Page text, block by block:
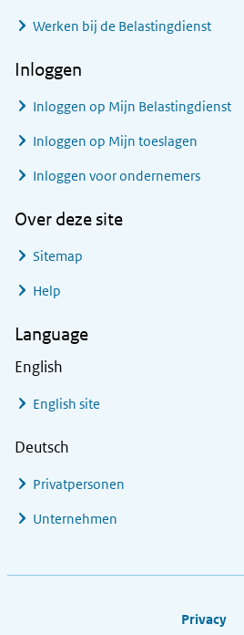
Werken bij de Belastingdienst
Inloggen
Inloggen op Mijn Belastingdienst
Inloggen op Mijn toeslagen
Inloggen voor ondernemers
Over deze site
Sitemap
Help
Language
English
English site
Deutsch
Privatpersonen
Unternehmen
Privacy